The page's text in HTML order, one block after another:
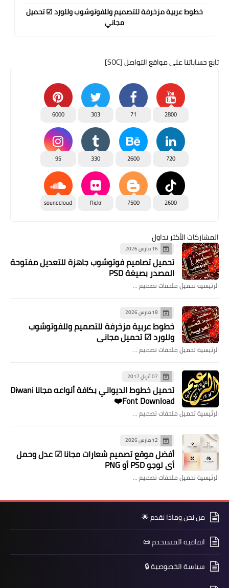
خطوط عربية مزخرفة للتصميم وللفوتوشوب وللورد ☑ تحميل
مجاني
تابع حساباتنا على مواقع التواصل [SOC]
2800
71
303
6000
720
2600
330
95
2600
7500
flickr
soundcloud
المشاركات الأكثر تداول
16 مارس 2026
تحميل تصاميم فوتوشوب جاهزة للتعديل مفتوحة
المصدر بصيغة PSD
الرئيسية تحميل ملحقات تصميم …
18 مارس 2026
خطوط عربية مزخرفة للتصميم وللفوتوشوب
وللورد ☑ تحميل مجاني
الرئيسية تحميل ملحقات تصميم …
07 أبريل 2017
تحميل خطوط الديواني بكافة أنواعه مجانا Diwani
Font Download❤️
الرئيسية تحميل ملحقات تصميم …
12 مارس 2026
​أفضل موقع تصميم شعارات مجانا ☑ عدل وحمل
أي لوجو PSD أو PNG
الرئيسية تحميل ملحقات تصميم …
من نحن وماذا نقدم 🌟
اتفاقية المستخدم 📜
سياسة الخصوصية 🔒